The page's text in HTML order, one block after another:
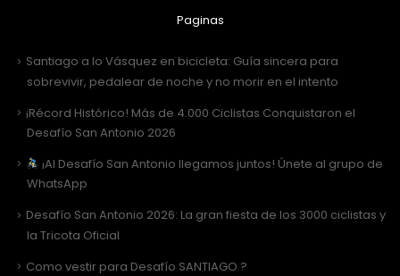
Paginas
Santiago a lo Vásquez en bicicleta: Guía sincera para
sobrevivir, pedalear de noche y no morir en el intento
¡Récord Histórico! Más de 4.000 Ciclistas Conquistaron el
Desafío San Antonio 2026
¡Al Desafío San Antonio llegamos juntos! Únete al grupo de
WhatsApp
Desafío San Antonio 2026: La gran fiesta de los 3000 ciclistas y
la Tricota Oficial
Como vestir para Desafío SANTIAGO ?